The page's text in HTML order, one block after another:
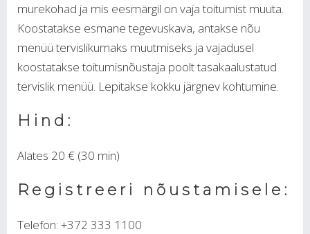
murekohad ja mis eesmärgil on vaja toitumist muuta.
Koostatakse esmane tegevuskava, antakse nõu
menüü tervislikumaks muutmiseks ja vajadusel
koostatakse toitumisnõustaja poolt tasakaalustatud
tervislik menüü. Lepitakse kokku järgnev kohtumine.
Hind:
Alates 20 € (30 min)
Registreeri nõustamisele:
Telefon: +372 333 1100